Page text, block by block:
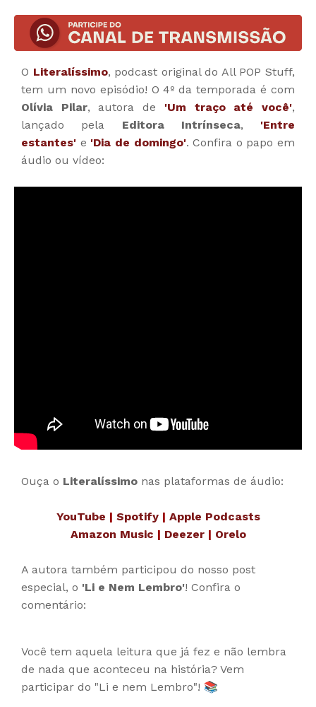
O Literalíssimo, podcast original do All POP Stuff,
tem um novo episódio! O 4º da temporada é com
Olívia Pilar, autora de 'Um traço até você',
lançado pela Editora Intrínseca, 'Entre
estantes' e 'Dia de domingo'. Confira o papo em
áudio ou vídeo:
Ouça o Literalíssimo nas plataformas de áudio:
YouTube | Spotify| Apple Podcasts
Amazon Music | Deezer| Orelo
A autora também participou do nosso post
especial, o 'Li e Nem Lembro'! Confira o
comentário:
Você tem aquela leitura que já fez e não lembra
de nada que aconteceu na história? Vem
participar do "Li e nem Lembro"! 📚